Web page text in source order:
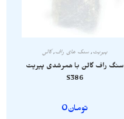
پیریت,سنگ های راف,گالن
سنگ راف گالن با همرشدی پیریت
S386
تومان0